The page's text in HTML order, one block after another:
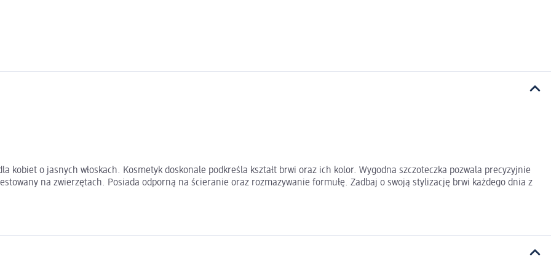
kobiet o jasnych włoskach. Kosmetyk doskonale podkreśla kształt brwi oraz ich kolor. Wygodna szczoteczka pozwala precyzyjnie
na zwierzętach. Posiada odporną na ścieranie oraz rozmazywanie formułę. Zadbaj o swoją stylizację brwi każdego dnia z